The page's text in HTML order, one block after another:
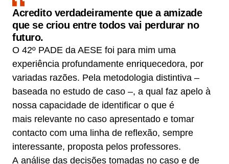
Acredito verdadeiramente que a amizade
que se criou entre todos vai perdurar no
futuro.
O 42º PADE da AESE foi para mim uma
experiência profundamente enriquecedora, por
variadas razões. Pela metodologia distintiva –
baseada no estudo de caso –, a qual faz apelo à
nossa capacidade de identificar o que é
mais relevante no caso apresentado e tomar
contacto com uma linha de reflexão, sempre
interessante, proposta pelos professores.
A análise das decisões tomadas no caso e de